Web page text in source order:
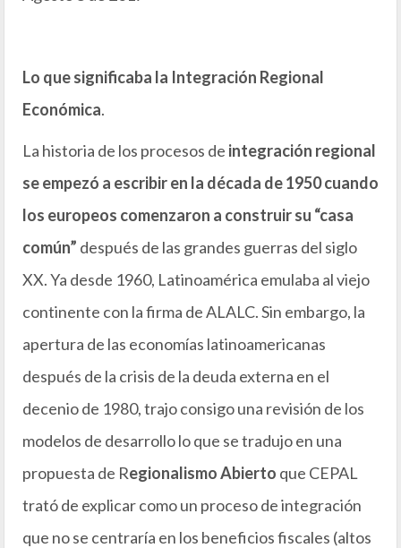
Lo que significaba la Integración Regional
Económica.
La historia de los procesos de integración regional
se empezó a escribir en la década de 1950 cuando
los europeos comenzaron a construir su “casa
común” después de las grandes guerras del siglo
XX. Ya desde 1960, Latinoamérica emulaba al viejo
continente con la firma de ALALC. Sin embargo, la
apertura de las economías latinoamericanas
después de la crisis de la deuda externa en el
decenio de 1980, trajo consigo una revisión de los
modelos de desarrollo lo que se tradujo en una
propuesta de Regionalismo Abierto que CEPAL
trató de explicar como un proceso de integración
que no se centraría en los beneficios fiscales (altos